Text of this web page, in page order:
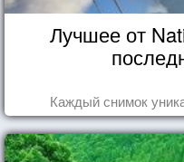
Лучшее от
Каждый снимок